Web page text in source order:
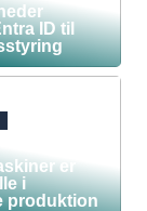
ID til
er
i
produktion